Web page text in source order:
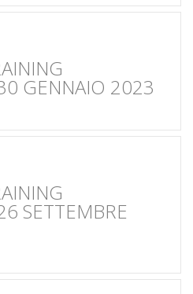
GENNAIO 2023
SETTEMBRE